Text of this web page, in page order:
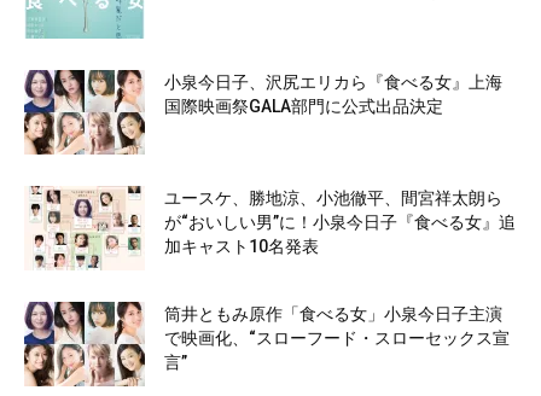
小泉今日子、沢尻エリカら『食べる女』上海
国際映画祭GALA部門に公式出品決定
ユースケ、勝地涼、小池徹平、間宮祥太朗ら
が“おいしい男”に！小泉今日子『食べる女』追
加キャスト10名発表
筒井ともみ原作「食べる女」小泉今日子主演
で映画化、“スローフード・スローセックス宣
言”